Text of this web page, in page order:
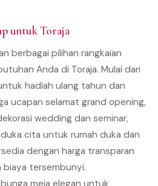
untuk Toraja
berbagai pilihan rangkaian
Anda di Toraja. Mulai dari
hadiah ulang tahun dan
ucapan selamat grand opening,
wedding dan seminar,
cita untuk rumah duka dan
dengan harga transparan
biaya tersembunyi.
meja elegan untuk